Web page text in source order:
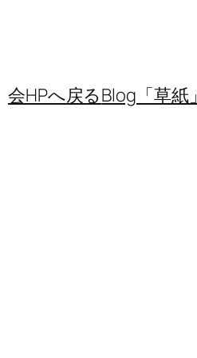
会HPへ戻るBlog「草紙」